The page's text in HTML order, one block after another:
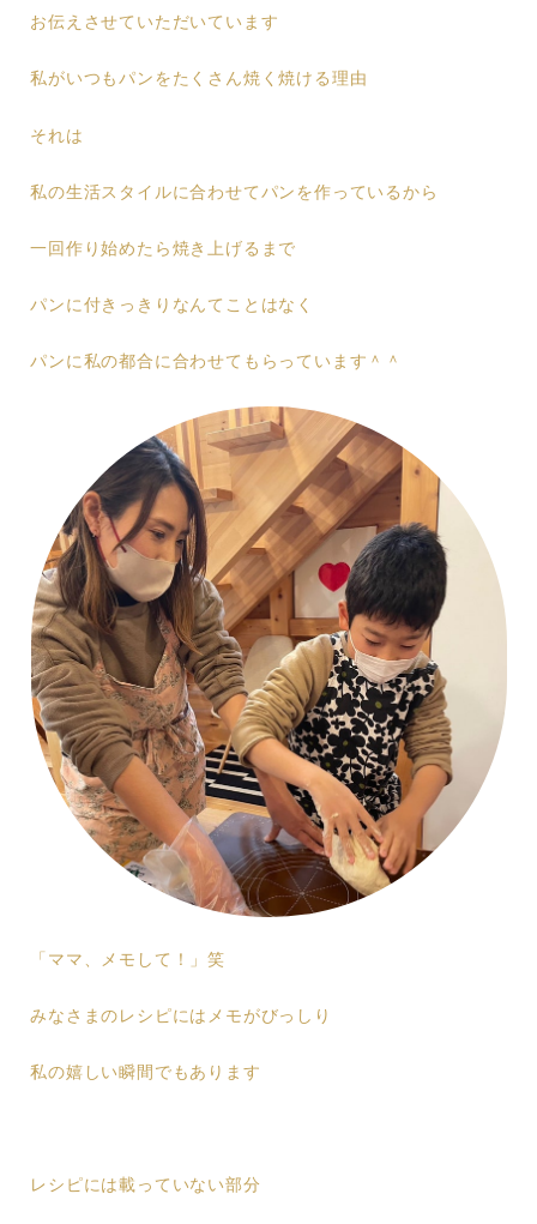
お伝えさせていただいています
私がいつもパンをたくさん焼く焼ける理由
それは
私の生活スタイルに合わせてパンを作っているから
一回作り始めたら焼き上げるまで
パンに付きっきりなんてことはなく
パンに私の都合に合わせてもらっています＾＾
「ママ、メモして！」笑
みなさまのレシピにはメモがびっしり
私の嬉しい瞬間でもあります
レシピには載っていない部分